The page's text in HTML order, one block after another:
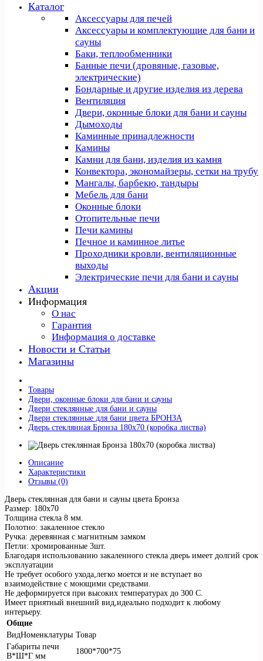
Каталог
Аксессуары для печей
Аксессуары и комплектующие для бани и
сауны
Баки, теплообменники
Банные печи (дровяные, газовые,
электрические)
Бондарные и другие изделия из дерева
Вентиляция
Двери, оконные блоки для бани и сауны
Дымоходы
Каминные принадлежности
Камины
Камни для бани, изделия из камня
Конвектора, экономайзеры, сетки на трубу
Мангалы, барбекю, тандыры
Мебель для бани
Оконные блоки
Отопительные печи
Печи камины
Печное и каминное литье
Проходники кровли, вeнтиляционные
выходы
Электрические печи для бани и сауны
Акции
Информация
О нас
Гарантия
Информация о доставке
Новости и Статьи
Магазины
Товары
Двери, оконные блоки для бани и сауны
Двери стеклянные для бани и сауны
Двери стеклянные для бани цвета БРОНЗА
Дверь стеклянная Бронза 180х70 (коробка листва)
Описание
Характеристики
Отзывы (0)
Дверь стеклянная для бани и сауны цвета Бронза
Размер: 180х70
Толщина стекла 8 мм.
Полотно: закаленное стекло
Ручка: деревянная с магнитным замком
Петли: хромированные 3шт.
Благодаря использованию закаленного стекла дверь имеет долгий срок
эксплуатации
Не требует особого ухода,легко моется и не вступает во
взаимодействие с моющими средствами.
Не деформируется при высоких температурах до 300 С.
Имеет приятный внешний вид,идеально подходит к любому
интерьеру.
Общие
ВидНоменклатуры Товар
Габариты печи
В*Ш*Г мм
1800*700*75